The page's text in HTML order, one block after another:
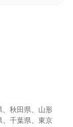
、秋田県、山形
、千葉県、東京